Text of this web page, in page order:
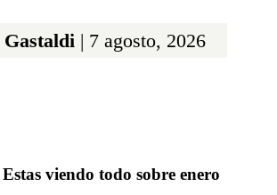
Gastaldi | 7 agosto, 2026
Estas viendo todo sobre enero